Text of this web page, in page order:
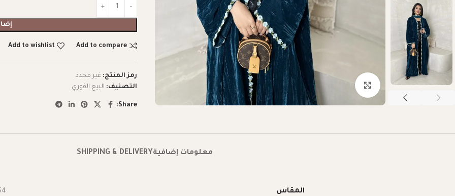
Click to enlarge
Add to compare
Add to wishlist
رمز المنتج: غير محدد
التصنيف: البيع الفوري
Share:
معلومات إضافيةSHIPPING & DELIVERY
المقاس